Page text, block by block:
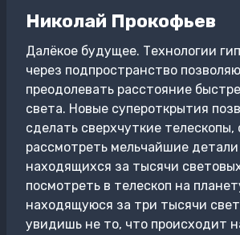
Николай Прокофьев
Далёкое будущее. Технологии
через подпространство
преодолевать расстояние
света. Новые супероткрытия
сделать сверхчуткие телескопы,
рассмотреть мельчайшие
находящихся за тысячи
посмотреть в телескоп на
находящуюся за три тысячи
увидишь не то, что происходит